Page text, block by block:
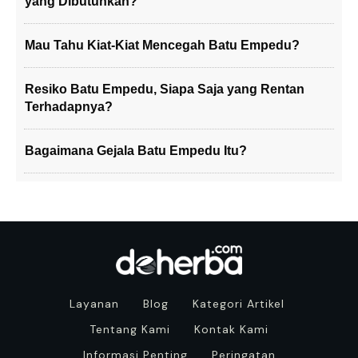
Mau Tahu Kiat-Kiat Mencegah Batu Empedu?
Resiko Batu Empedu, Siapa Saja yang Rentan
Terhadapnya?
Bagaimana Gejala Batu Empedu Itu?
Layanan Blog
Kategori Artikel
Tentang Kami
Kontak Kami
Informasi Penting
Peringatan